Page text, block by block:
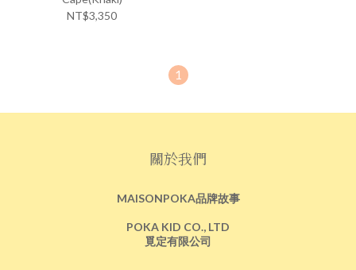
NT$3,350
1
關於我們
MAISONPOKA品牌故事
POKA KID CO., LTD
覓定有限公司